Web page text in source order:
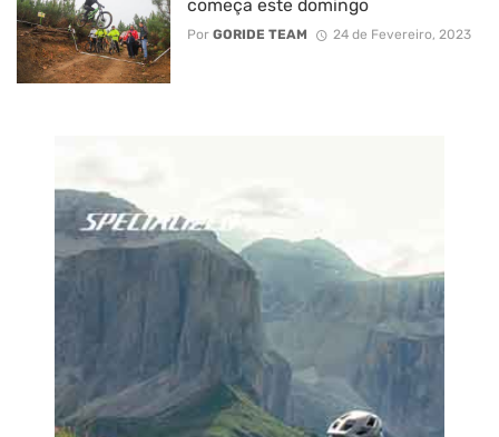
começa este domingo
Por GORIDE TEAM 24 de Fevereiro, 2023